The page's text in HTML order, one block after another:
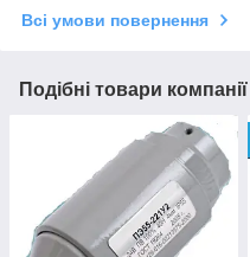
Всі умови повернення
Подібні товари компанії